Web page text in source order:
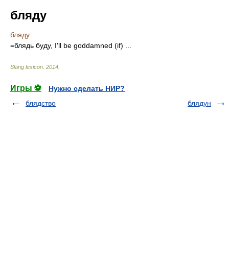
бляду
бляду
=блядь буду, I'll be goddamned (if) ...
Slang lexicon 2014
Игры ⚽
Нужно сделать НИР?
блядство
блядун